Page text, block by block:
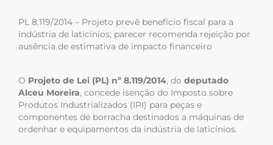
PL 8.119/2014 – Projeto prevê benefício fiscal para a
indústria de laticínios; parecer recomenda rejeição por
ausência de estimativa de impacto financeiro
O Projeto de Lei (PL) nº 8.119/2014, do deputado
Alceu Moreira, concede isenção do Imposto sobre
Produtos Industrializados (IPI) para peças e
componentes de borracha destinados a máquinas de
ordenhar e equipamentos da indústria de laticínios.